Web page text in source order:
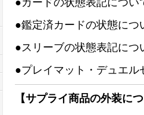
●カードの状態表記につい
●鑑定済カードの状態につ
●スリーブの状態表記につ
●プレイマット・デュエル
【サプライ商品の外装につ